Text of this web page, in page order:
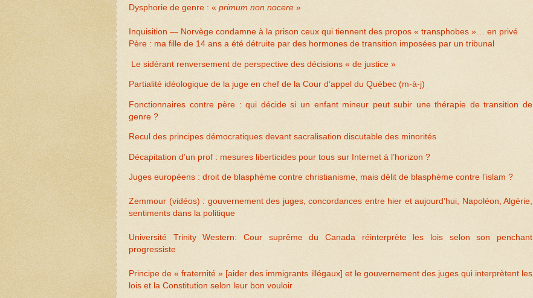
Dysphorie de genre : « primum non nocere »
Inquisition — Norvège condamne à la prison ceux qui tiennent des propos « transphobes »… en privé
Père : ma fille de 14 ans a été détruite par des hormones de transition imposées par un tribunal
Le sidérant renversement de perspective des décisions « de justice »
Partialité idéologique de la juge en chef de la Cour d’appel du Québec (m-à-j)
Fonctionnaires contre père : qui décide si un enfant mineur peut subir une thérapie de transition de
genre ?
Recul des principes démocratiques devant sacralisation discutable des minorités
Décapitation d’un prof : mesures liberticides pour tous sur Internet à l’horizon ?
Juges européens : droit de blasphème contre christianisme, mais délit de blasphème contre l’islam ?
Zemmour (vidéos) : gouvernement des juges, concordances entre hier et aujourd’hui, Napoléon, Algérie,
sentiments dans la politique
Université Trinity Western: Cour suprême du Canada réinterprète les lois selon son penchant
progressiste
Principe de « fraternité » [aider des immigrants illégaux] et le gouvernement des juges qui interprètent les
lois et la Constitution selon leur bon vouloir